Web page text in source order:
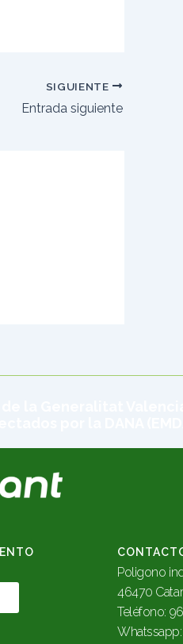
SIGUIENTE
Entrada siguiente
Poligono
46470
Teléfono: